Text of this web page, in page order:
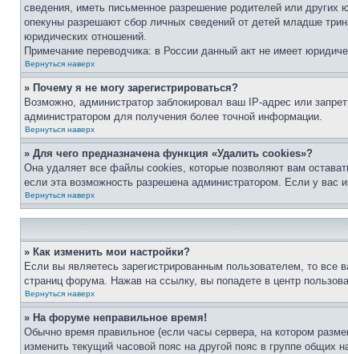
сведения, иметь письменное разрешение родителей или других
опекуны разрешают сбор личных сведений от детей младше
юридических отношений.
Примечание переводчика: в России данный акт не имеет
Вернуться наверх
» Почему я не могу зарегистрироваться?
Возможно, администратор заблокировал ваш IP-адрес или
администратором для получения более точной информации.
Вернуться наверх
» Для чего предназначена функция «Удалить cookies»?
Она удаляет все файлы cookies, которые позволяют вам
если эта возможность разрешена администратором. Если у
Вернуться наверх
» Как изменить мои настройки?
Если вы являетесь зарегистрированным пользователем, то все
страниц форума. Нажав на ссылку, вы попадете в центр
Вернуться наверх
» На форуме неправильное время!
Обычно время правильное (если часы сервера, на котором
изменить текущий часовой пояс на другой пояс в группе общих